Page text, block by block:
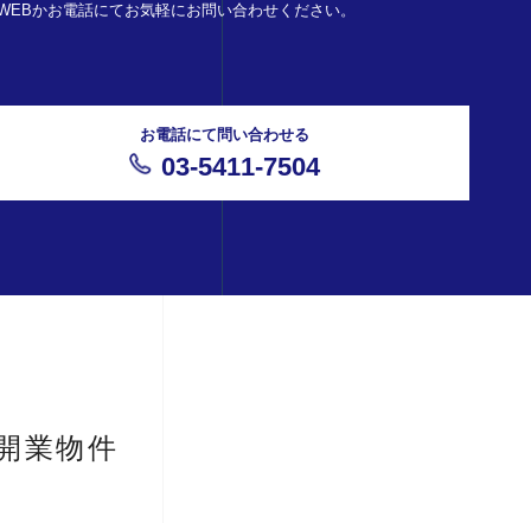
かお電話にてお気軽にお問い合わせください。
お電話にて問い合わせる
03-5411-7504
業物件